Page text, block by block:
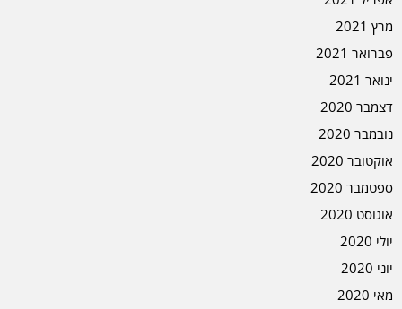
מרץ 2021
פברואר 2021
ינואר 2021
דצמבר 2020
נובמבר 2020
אוקטובר 2020
ספטמבר 2020
אוגוסט 2020
יולי 2020
יוני 2020
מאי 2020